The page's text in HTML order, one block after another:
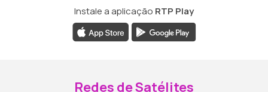
Instale a aplicação RTP Play
Redes de Satélites